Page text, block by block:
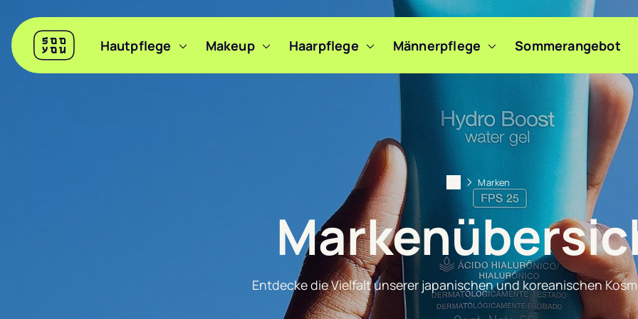
Header
Sooyou Hautpflege Makeup Haarpflege Männerpflege Sommerangebot
Marken
Entdecke die Vielfalt unserer japanischen und koreanischen